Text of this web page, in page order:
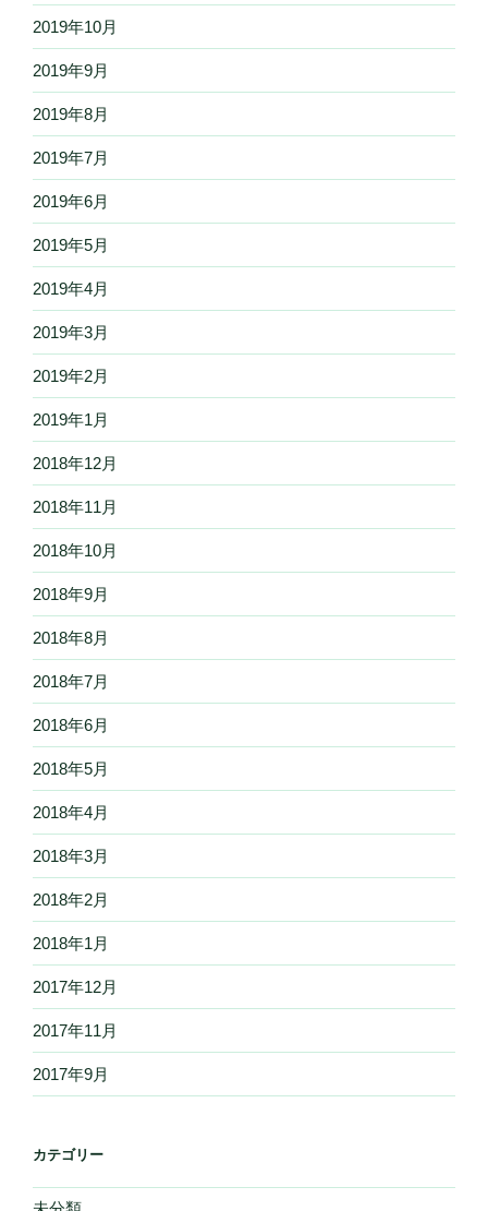
2019年10月
2019年9月
2019年8月
2019年7月
2019年6月
2019年5月
2019年4月
2019年3月
2019年2月
2019年1月
2018年12月
2018年11月
2018年10月
2018年9月
2018年8月
2018年7月
2018年6月
2018年5月
2018年4月
2018年3月
2018年2月
2018年1月
2017年12月
2017年11月
2017年9月
カテゴリー